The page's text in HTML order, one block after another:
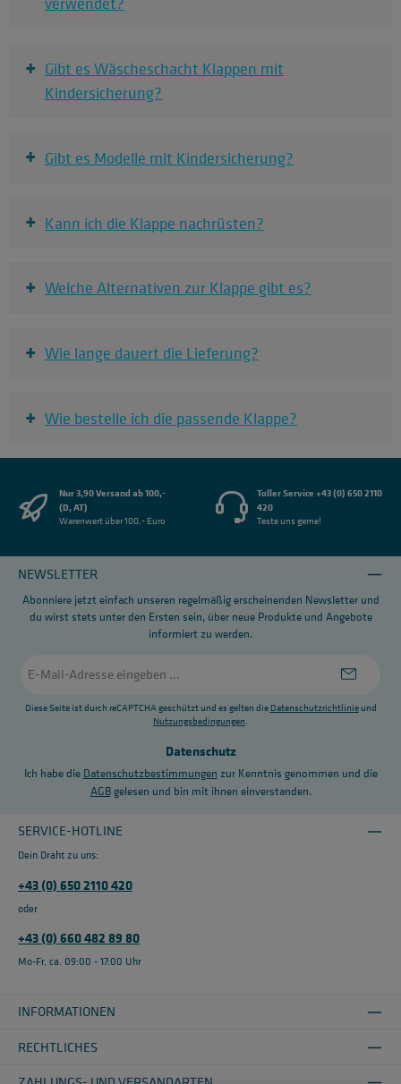
+ Gibt es Wäscheschacht Klappen mit
Kindersicherung?
+ Gibt es Modelle mit Kindersicherung?
+ Kann ich die Klappe nachrüsten?
+ Welche Alternativen zur Klappe gibt es?
+ Wie lange dauert die Lieferung?
+ Wie bestelle ich die passende Klappe?
Nur 3,90 Versand ab 100,-
(D, AT)
Warenwert über 100,- Euro
Toller Service +43 (0) 650 2110
420
Teste uns gerne!
NEWSLETTER
Abonniere jetzt einfach unseren regelmäßig erscheinenden Newsletter und
du wirst stets unter den Ersten sein, über neue Produkte und Angebote
informiert zu werden.
Mail-
*Diese Seite ist durch reCAPTCHA geschützt und es gelten die Datenschutzrichtlinieund
Nutzungsbedingungen.
Datenschutz
Ich habe die Datenschutzbestimmungen
zur Kenntnis genommen und die
AGBgelesen und bin mit ihnen einverstanden.
SERVICE-HOTLINE
Dein Draht zu uns:
+43 (0) 650 2110 420
oder
+43 (0) 660 482 89 80
Mo-Fr, ca. 09:00 - 17:00 Uhr
INFORMATIONEN
RECHTLICHES